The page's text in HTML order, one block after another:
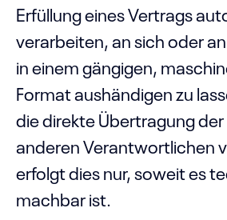
Erfüllung eines Vertrags
verarbeiten, an sich oder
in einem gängigen,
Format aushändigen zu
die direkte Übertragung
anderen Verantwortlichen
erfolgt dies nur, soweit es
machbar ist.